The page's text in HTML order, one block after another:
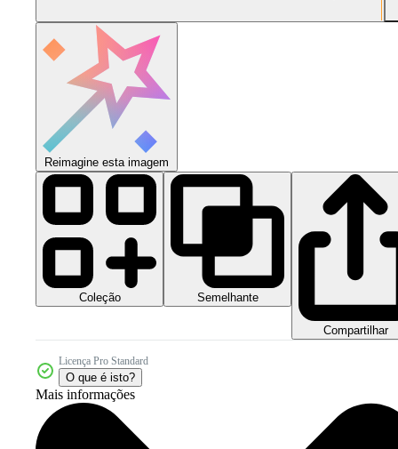
Reimagine esta imagem
Coleção Semelhante
Compartilhar
Licença Pro Standard
O que é isto?
Mais informações